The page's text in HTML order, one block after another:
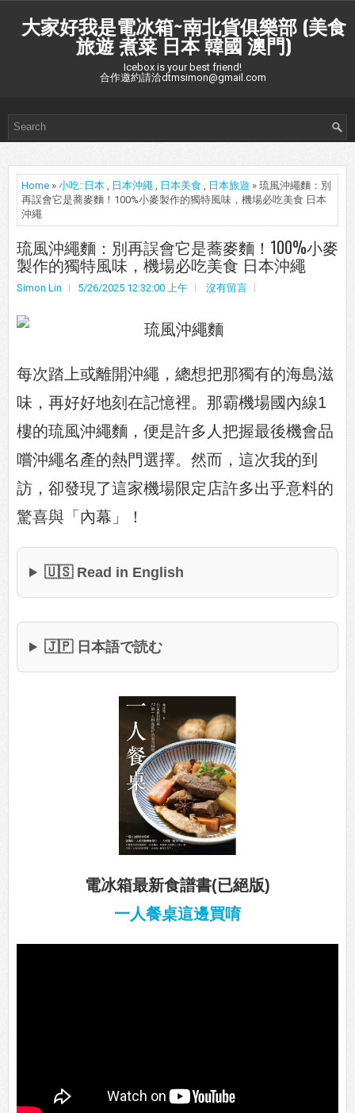
大家好我是電冰箱~南北貨俱樂部 (美食
旅遊 煮菜 日本 韓國 澳門)
Icebox is your best friend!
合作邀約請洽dtmsimon@gmail.com
Home » 小吃::日本 , 日本沖繩 , 日本美食 , 日本旅遊 » 琉風沖繩麵：別
再誤會它是蕎麥麵！100%小麥製作的獨特風味，機場必吃美食 日本
沖繩
琉風沖繩麵：別再誤會它是蕎麥麵！100%小麥
製作的獨特風味，機場必吃美食 日本沖繩
Simon Lin 5/26/2025 12:32:00 上午 沒有留言
每次踏上或離開沖繩，總想把那獨有的海島滋
味，再好好地刻在記憶裡。那霸機場國內線1
樓的琉風沖繩麵，便是許多人把握最後機會品
嚐沖繩名產的熱門選擇。然而，這次我的到
訪，卻發現了這家機場限定店許多出乎意料的
驚喜與「內幕」！
🇺🇸 Read in English
🇯🇵 日本語で読む
電冰箱最新食譜書(已絕版)
一人餐桌這邊買唷